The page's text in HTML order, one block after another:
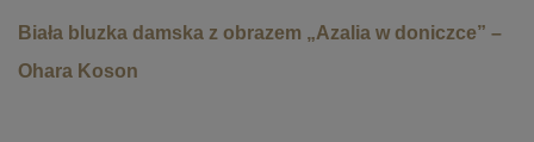
Biała bluzka damska z obrazem „Azalia w doniczce” –
Ohara Koson